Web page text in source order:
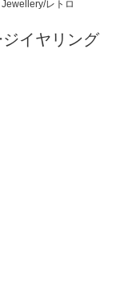
Jewellery/レトロ
イヤリング